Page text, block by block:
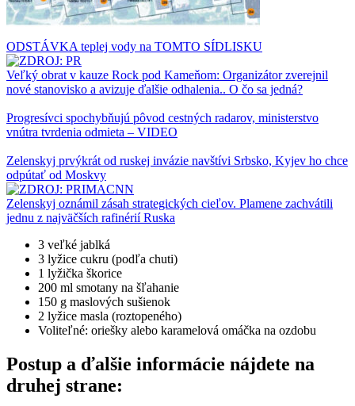
ODSTÁVKA teplej vody na TOMTO SÍDLISKU
Veľký obrat v kauze Rock pod Kameňom: Organizátor zverejnil
nové stanovisko a avizuje ďalšie odhalenia.. O čo sa jedná?
Progresívci spochybňujú pôvod cestných radarov, ministerstvo
vnútra tvrdenia odmieta – VIDEO
Zelenskyj prvýkrát od ruskej invázie navštívi Srbsko, Kyjev ho chce
odpútať od Moskvy
Zelenskyj oznámil zásah strategických cieľov. Plamene zachvátili
jednu z najväčších rafinérií Ruska
3 veľké jablká
3 lyžice cukru (podľa chuti)
1 lyžička škorice
200 ml smotany na šľahanie
150 g maslových sušienok
2 lyžice masla (roztopeného)
Voliteľné: oriešky alebo karamelová omáčka na ozdobu
Postup a ďalšie informácie nájdete na
druhej strane: